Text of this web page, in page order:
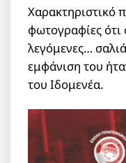
Χαρακτηριστικό
φωτογραφίες
λεγόμενες…
εμφάνιση του
του Ιδομενέα.